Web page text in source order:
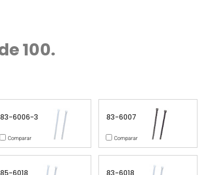
100.
83-6006-3
Comparar
83-6007
Comparar
85-6018 83-6018